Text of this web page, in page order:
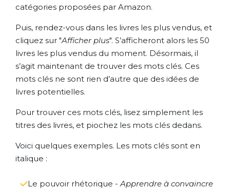
catégories proposées par Amazon.
Puis, rendez-vous dans les livres les plus vendus, et
cliquez sur "Afficher plus". S’afficheront alors les 50
livres les plus vendus du moment. Désormais, il
s’agit maintenant de trouver des mots clés. Ces
mots clés ne sont rien d’autre que des idées de
livres potentielles.
Pour trouver ces mots clés, lisez simplement les
titres des livres, et piochez les mots clés dedans.
Voici quelques exemples. Les mots clés sont en
italique :
Le pouvoir rhétorique - Apprendre à convaincre